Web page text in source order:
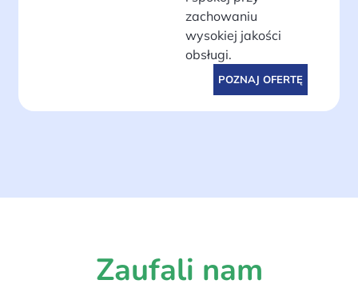
zachowaniu
wysokiej jakości
obsługi.
POZNAJ OFERTĘ
Zaufali nam